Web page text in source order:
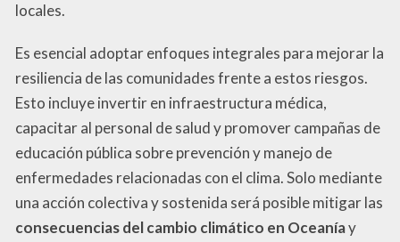
locales.
Es esencial adoptar enfoques integrales para mejorar la
resiliencia de las comunidades frente a estos riesgos.
Esto incluye invertir en infraestructura médica,
capacitar al personal de salud y promover campañas de
educación pública sobre prevención y manejo de
enfermedades relacionadas con el clima. Solo mediante
una acción colectiva y sostenida será posible mitigar las
consecuencias del cambio climático en Oceaníay